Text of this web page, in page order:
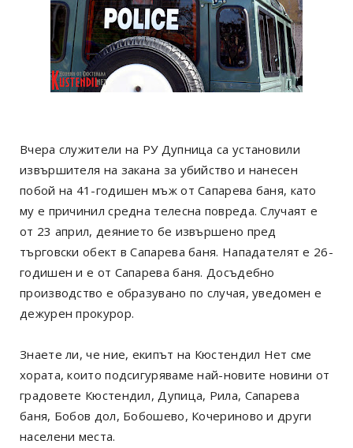
Вчера служители на РУ Дупница са установили
извършителя на закана за убийство и нанесен
побой на 41-годишен мъж от Сапарева баня, като
му е причинил средна телесна повреда. Случаят е
от 23 април, деянието бе извършено пред
търговски обект в Сапарева баня. Нападателят е 26-
годишен и е от Сапарева баня. Досъдебно
производство е образувано по случая, уведомен е
дежурен прокурор.
Знаете ли, че ние, екипът на Кюстендил Нет сме
хората, които подсигуряваме най-новите новини от
градовете Кюстендил, Дупица, Рила, Сапарева
баня, Бобов дол, Бобошево, Кочериново и други
населени места.